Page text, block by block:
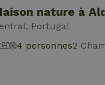
nature à
Portugal
4 personnes2